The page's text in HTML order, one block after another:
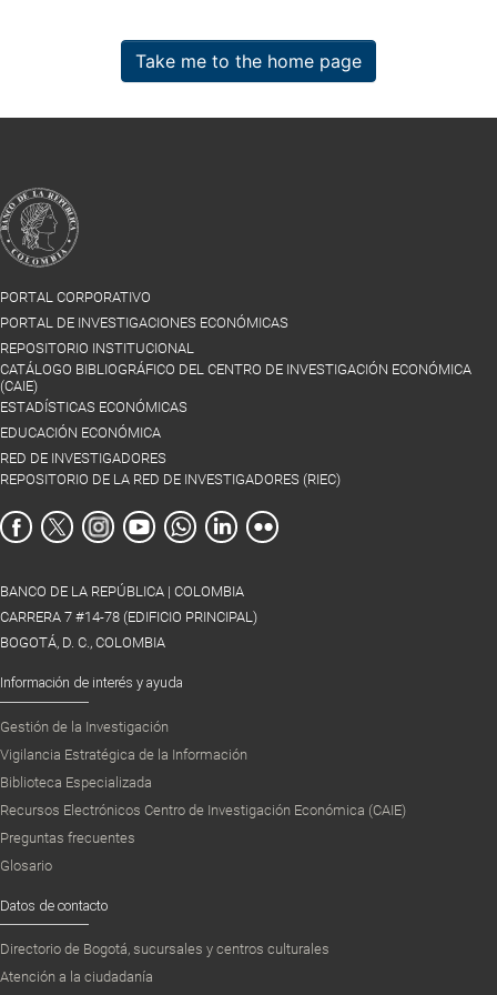
Take me to the home page
PORTAL CORPORATIVO
PORTAL DE INVESTIGACIONES ECONÓMICAS
REPOSITORIO INSTITUCIONAL
CATÁLOGO BIBLIOGRÁFICO DEL CENTRO DE INVESTIGACIÓN ECONÓMICA
(CAIE)
ESTADÍSTICAS ECONÓMICAS
EDUCACIÓN ECONÓMICA
RED DE INVESTIGADORES
REPOSITORIO DE LA RED DE INVESTIGADORES (RIEC)
BANCO DE LA REPÚBLICA | COLOMBIA
CARRERA 7 #14-78 (EDIFICIO PRINCIPAL)
BOGOTÁ, D. C., COLOMBIA
Información de interés y ayuda
Gestión de la Investigación
Vigilancia Estratégica de la Información
Biblioteca Especializada
Recursos Electrónicos Centro de Investigación Económica (CAIE)
Preguntas frecuentes
Glosario
Datos de contacto
Directorio de Bogotá, sucursales y centros culturales
Atención a la ciudadanía